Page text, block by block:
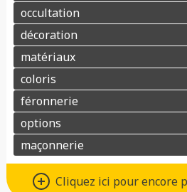
Cliquez ici pour encore
Différents types